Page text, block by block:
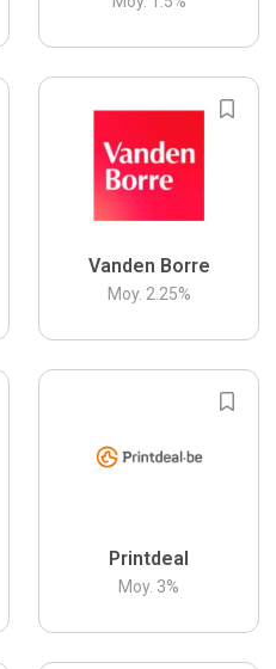
Vanden Borre
Moy. 2.25%
Printdeal
Moy. 3%